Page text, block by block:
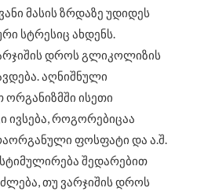
მასის ზრდაზე უდიდეს
სტრესიც ახდენს.
დროს გლიკოლიზის
აღნიშნული
ისეთი
ივსება, როგორებიცაა
ფოსფატი და ა.შ.
შედარებით
თუ ვარჯიშის დროს